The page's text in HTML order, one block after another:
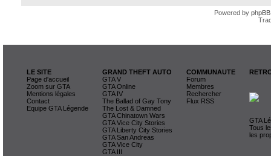
Powered by phpBB
LE SITE
Page d'accueil
Zoom sur GTA
Mentions légales
Contact
Equipe GTA Légende
GRAND THEFT AUTO
GTA V
GTA Online
GTA IV
The Ballad of Gay Tony
The Lost & Damned
GTA Chinatown Wars
GTA Vice City Stories
GTA Liberty City Stories
GTA San Andreas
GTA Vice City
GTA III
COMMUNAUTE
Forum
Membres
Rechercher
Flux RSS
GTA
Tous
les